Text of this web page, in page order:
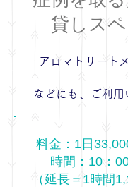
貸しス
アロマトリート
などにも、ご利
料金：1日
時間：10：
（延長＝1時間